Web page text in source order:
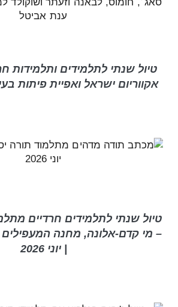
טיול שנתי לתלמידים ותלמידות
אקווריום ישראל ואפיית פיתות בעין
טיול שנתי לתלמידים חרדיים
– מי קדם-אלונה, מחנה המעפילים
| יוני 2026